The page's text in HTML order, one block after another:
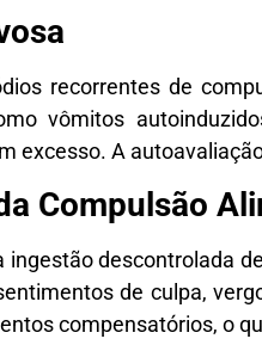
recorrentes de
vômitos
excesso. A
Compulsão
ingestão descontrolada
de culpa,
compensatórios, o